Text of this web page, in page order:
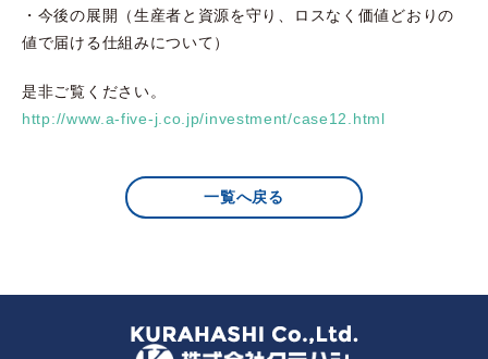
・今後の展開（生産者と資源を守り、ロスなく価値どおりの
値で届ける仕組みについて）
是非ご覧ください。
http://www.a-five-j.co.jp/investment/case12.html
一覧へ戻る